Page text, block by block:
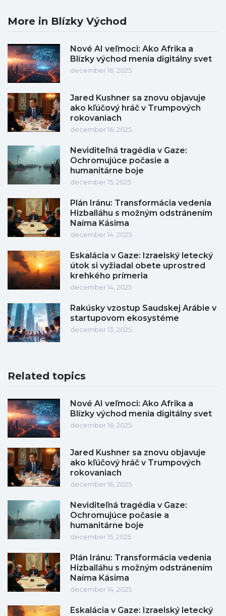
More in Blízky Východ
Nové AI veľmoci: Ako Afrika a
Blízky východ menia digitálny svet
december 16, 2025
Jared Kushner sa znovu objavuje
ako kľúčový hráč v Trumpových
rokovaniach
december 16, 2025
Neviditeľná tragédia v Gaze:
Ochromujúce počasie a
humanitárne boje
december 15, 2025
Plán Iránu: Transformácia vedenia
Hizballáhu s možným odstránením
Naíma Kásima
december 14, 2025
Eskalácia v Gaze: Izraelský letecký
útok si vyžiadal obete uprostred
krehkého prímeria
december 14, 2025
Rakúsky vzostup Saudskej Arábie v
startupovom ekosystéme
december 13, 2025
Related topics
Nové AI veľmoci: Ako Afrika a
Blízky východ menia digitálny svet
december 16, 2025
Jared Kushner sa znovu objavuje
ako kľúčový hráč v Trumpových
rokovaniach
december 16, 2025
Neviditeľná tragédia v Gaze:
Ochromujúce počasie a
humanitárne boje
december 15, 2025
Plán Iránu: Transformácia vedenia
Hizballáhu s možným odstránením
Naíma Kásima
december 14, 2025
Eskalácia v Gaze: Izraelský letecký